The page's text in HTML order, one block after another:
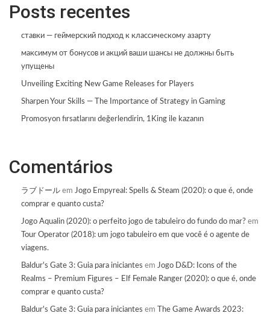
Posts recentes
ставки — геймерский подход к классическому азарту
максимум от бонусов и акций ваши шансы не должны быть
упущены
Unveiling Exciting New Game Releases for Players
Sharpen Your Skills — The Importance of Strategy in Gaming
Promosyon fırsatlarını değerlendirin, 1King ile kazanın
Comentários
ラブドール em Jogo Empyreal: Spells & Steam (2020): o que é, onde
comprar e quanto custa?
Jogo Aqualin (2020): o perfeito jogo de tabuleiro do fundo do mar? em
Tour Operator (2018): um jogo tabuleiro em que você é o agente de
viagens.
Baldur's Gate 3: Guia para iniciantes em Jogo D&D: Icons of the
Realms – Premium Figures – Elf Female Ranger (2020): o que é, onde
comprar e quanto custa?
Baldur's Gate 3: Guia para iniciantes em
The Game Awards 2023: